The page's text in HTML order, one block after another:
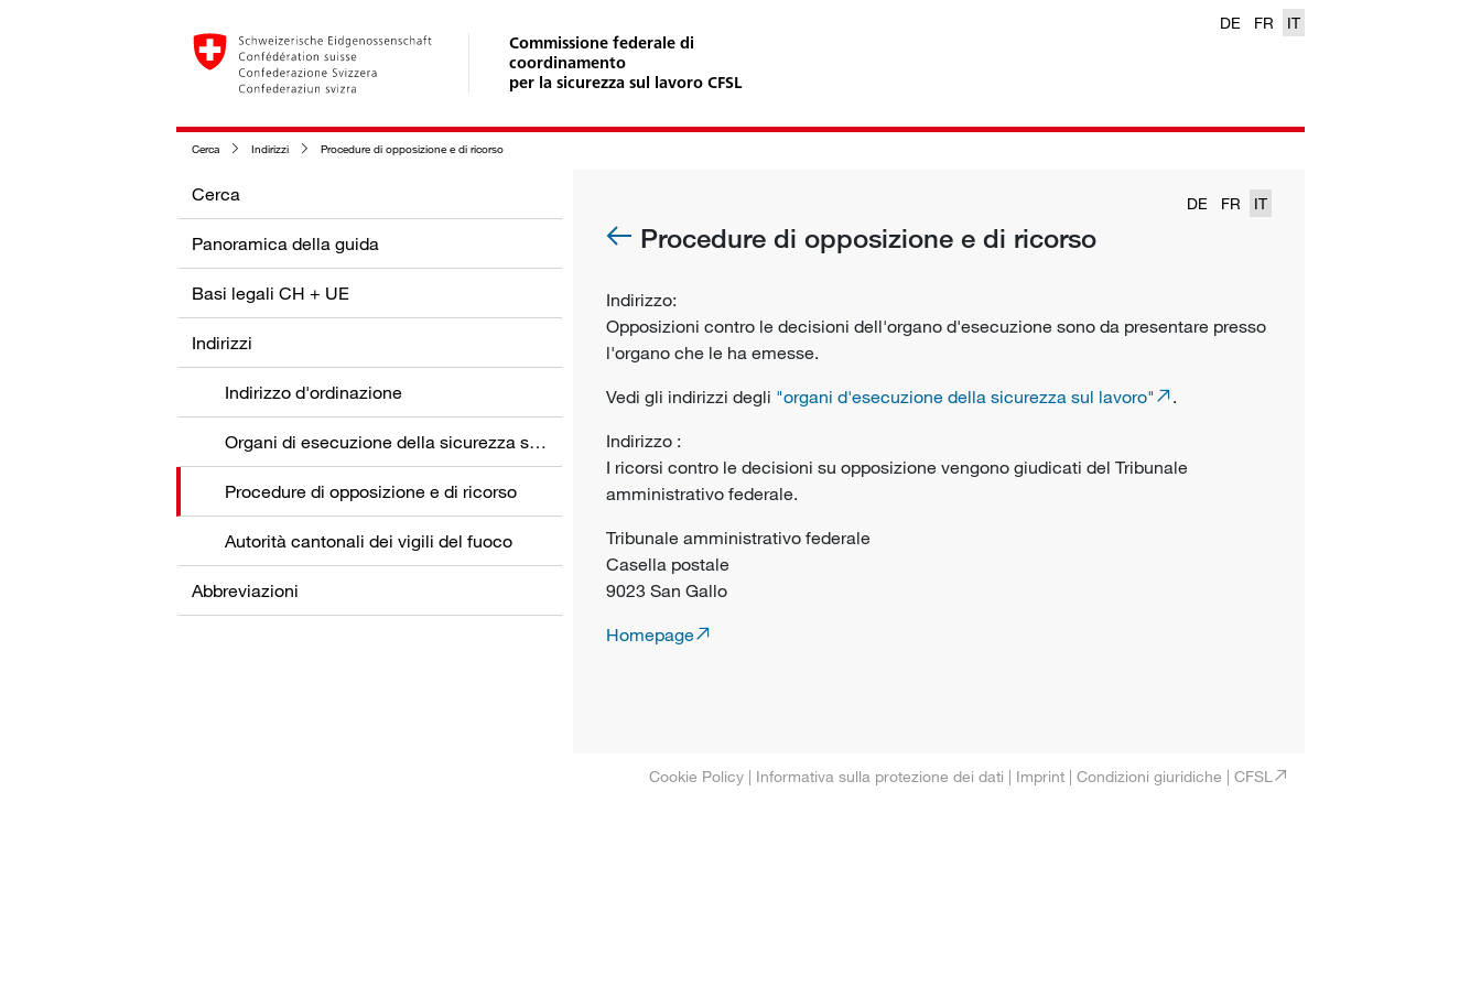
Commissione federale di
coordinamento
per la sicurezza sul lavoro CFSL
DE FR IT
Cerca Indirizzi Procedure di opposizione e di ricorso
Cerca
Panoramica della guida
Basi legali CH + UE
Indirizzi
Indirizzo d'ordinazione
Organi di esecuzione della sicurezza sul lavoro
Procedure di opposizione e di ricorso
Autorità cantonali dei vigili del fuoco
Abbreviazioni
DE FR IT
Procedure di opposizione e di ricorso
Indirizzo:
Opposizioni contro le decisioni dell'organo d'esecuzione sono da presentare presso
l'organo che le ha emesse.
Vedi gli indirizzi degli "organi d'esecuzione della sicurezza sul lavoro"
.
Indirizzo :
I ricorsi contro le decisioni su opposizione vengono giudicati del Tribunale
amministrativo federale.
Tribunale amministrativo federale
Casella postale
9023 San Gallo
Homepage
Cookie Policy | Informativa sulla protezione dei dati | Imprint | Condizioni giuridiche | CFSL